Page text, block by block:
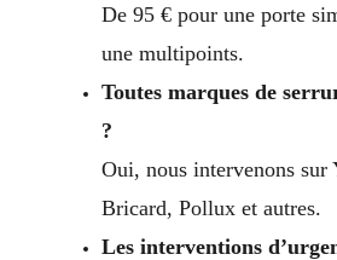
De 95 € pour une porte
une multipoints.
Toutes marques de
?
Oui, nous intervenons sur
Bricard, Pollux et autres.
Les interventions